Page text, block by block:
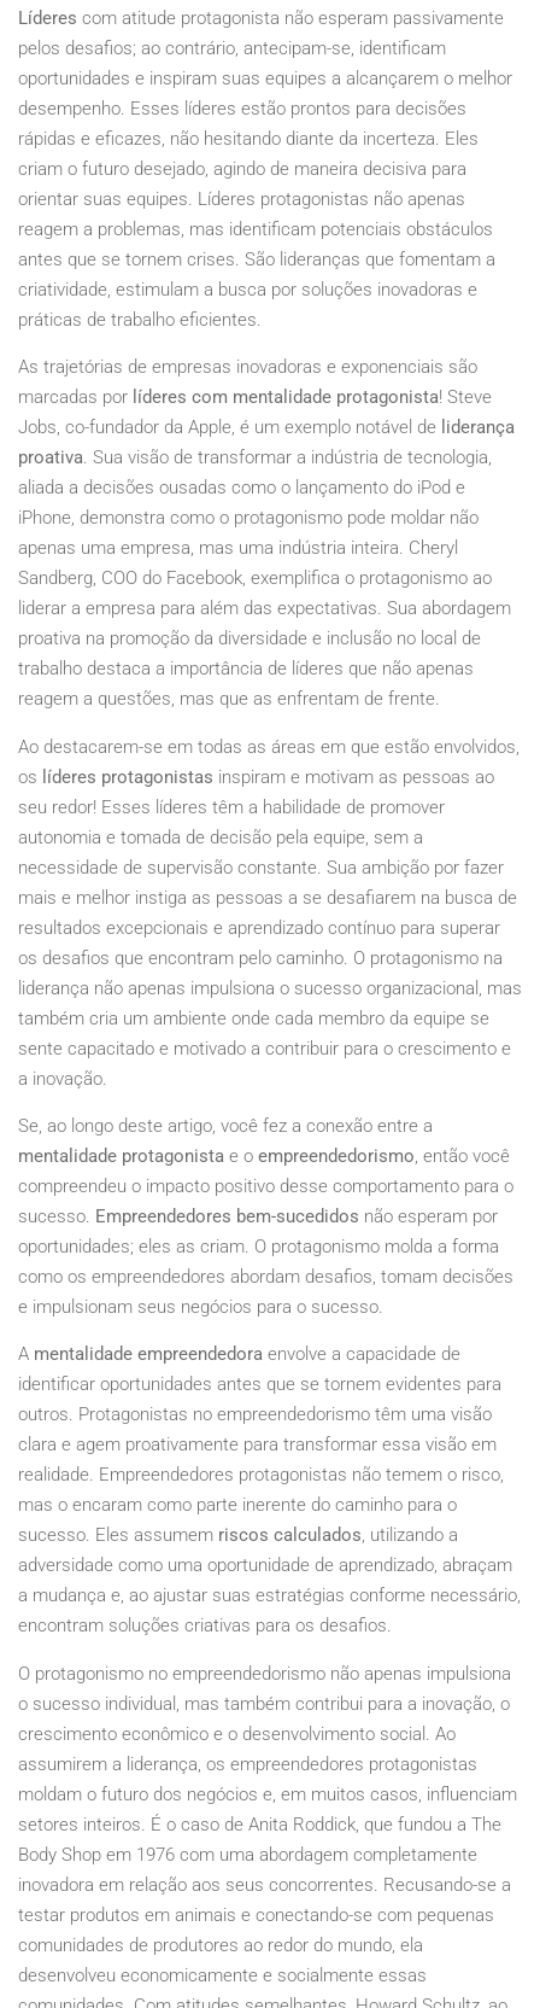
Líderes com atitude protagonista não esperam passivamente
pelos desafios; ao contrário, antecipam-se, identificam
oportunidades e inspiram suas equipes a alcançarem o melhor
desempenho. Esses líderes estão prontos para decisões
rápidas e eficazes, não hesitando diante da incerteza. Eles
criam o futuro desejado, agindo de maneira decisiva para
orientar suas equipes. Líderes protagonistas não apenas
reagem a problemas, mas identificam potenciais obstáculos
antes que se tornem crises. São lideranças que fomentam a
criatividade, estimulam a busca por soluções inovadoras e
práticas de trabalho eficientes.
As trajetórias de empresas inovadoras e exponenciais são
marcadas por líderes com mentalidade protagonista! Steve
Jobs, co-fundador da Apple, é um exemplo notável de liderança
proativa. Sua visão de transformar a indústria de tecnologia,
aliada a decisões ousadas como o lançamento do iPod e
iPhone, demonstra como o protagonismo pode moldar não
apenas uma empresa, mas uma indústria inteira. Cheryl
Sandberg, COO do Facebook, exemplifica o protagonismo ao
liderar a empresa para além das expectativas. Sua abordagem
proativa na promoção da diversidade e inclusão no local de
trabalho destaca a importância de líderes que não apenas
reagem a questões, mas que as enfrentam de frente.
Ao destacarem-se em todas as áreas em que estão envolvidos,
os líderes protagonistas inspiram e motivam as pessoas ao
seu redor! Esses líderes têm a habilidade de promover
autonomia e tomada de decisão pela equipe, sem a
necessidade de supervisão constante. Sua ambição por fazer
mais e melhor instiga as pessoas a se desafiarem na busca de
resultados excepcionais e aprendizado contínuo para superar
os desafios que encontram pelo caminho. O protagonismo na
liderança não apenas impulsiona o sucesso organizacional, mas
também cria um ambiente onde cada membro da equipe se
sente capacitado e motivado a contribuir para o crescimento e
a inovação.
Se, ao longo deste artigo, você fez a conexão entre a
mentalidade protagonista e o empreendedorismo, então você
compreendeu o impacto positivo desse comportamento para o
sucesso. Empreendedores bem-sucedidos não esperam por
oportunidades; eles as criam. O protagonismo molda a forma
como os empreendedores abordam desafios, tomam decisões
e impulsionam seus negócios para o sucesso.
A mentalidade empreendedora envolve a capacidade de
identificar oportunidades antes que se tornem evidentes para
outros. Protagonistas no empreendedorismo têm uma visão
clara e agem proativamente para transformar essa visão em
realidade. Empreendedores protagonistas não temem o risco,
mas o encaram como parte inerente do caminho para o
sucesso. Eles assumem riscos calculados, utilizando a
adversidade como uma oportunidade de aprendizado, abraçam
a mudança e, ao ajustar suas estratégias conforme necessário,
encontram soluções criativas para os desafios.
O protagonismo no empreendedorismo não apenas impulsiona
o sucesso individual, mas também contribui para a inovação, o
crescimento econômico e o desenvolvimento social. Ao
assumirem a liderança, os empreendedores protagonistas
moldam o futuro dos negócios e, em muitos casos, influenciam
setores inteiros. É o caso de Anita Roddick, que fundou a The
Body Shop em 1976 com uma abordagem completamente
inovadora em relação aos seus concorrentes. Recusando-se a
testar produtos em animais e conectando-se com pequenas
comunidades de produtores ao redor do mundo, ela
desenvolveu economicamente e socialmente essas